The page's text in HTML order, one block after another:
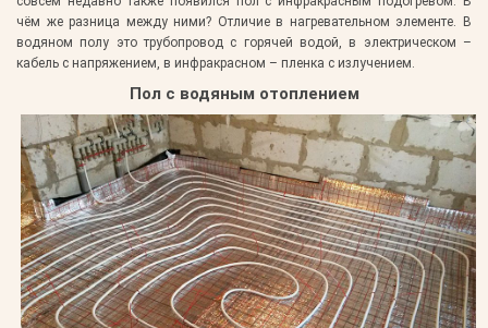
чём же разница между ними? Отличие в нагревательном элементе. В
водяном полу это трубопровод с горячей водой, в электрическом –
кабель с напряжением, в инфракрасном – пленка с излучением.
Пол с водяным отоплением